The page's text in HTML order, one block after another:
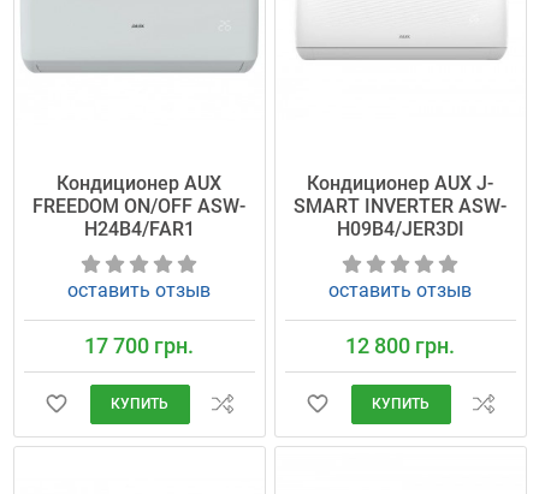
Кондиционер AUX
FREEDOM ON/OFF ASW-
H24B4/FAR1
оставить отзыв
17 700 грн.
КУПИТЬ
Кондиционер AUX J-
SMART INVERTER ASW-
H09B4/JER3DI
оставить отзыв
12 800 грн.
КУПИТЬ